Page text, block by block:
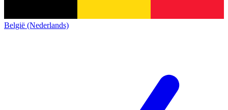
België (Nederlands)